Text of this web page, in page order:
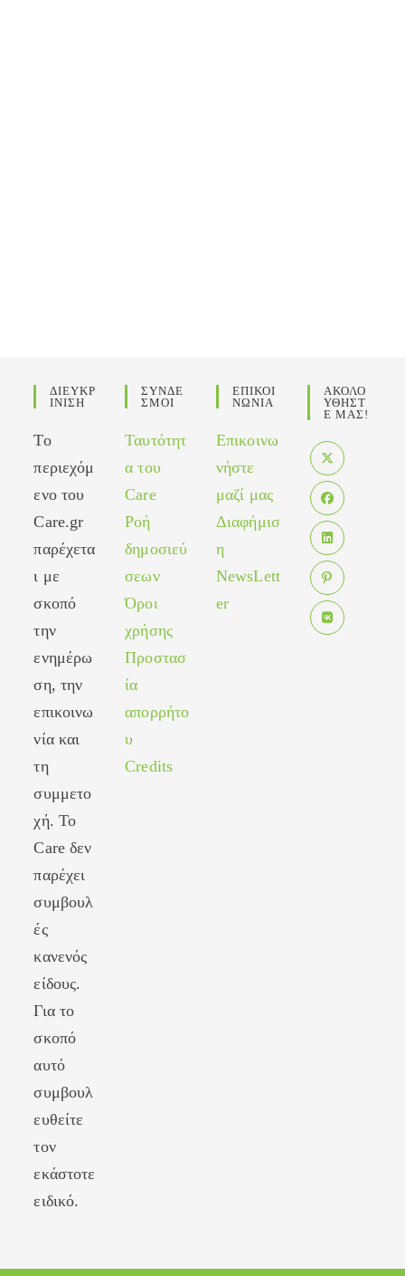
ΔΙΕΥΚΡ
ΙΝΙΣΗ
Το
περιεχόμ
ενο του
Care.gr
παρέχετα
ι με
σκοπό
την
ενημέρω
ση, την
επικοινω
νία και
τη
συμμετο
χή. Το
Care δεν
παρέχει
συμβουλ
ές
κανενός
είδους.
Για το
σκοπό
αυτό
συμβουλ
ευθείτε
τον
εκάστοτε
ειδικό.
ΣΥΝΔΕ
ΣΜΟΙ
Ταυτότητ
α του
Care
Ροή
δημοσιεύ
σεων
Όροι
χρήσης
Προστασ
ία
απορρήτο
υ
Credits
ΕΠΙΚΟΙ
ΝΩΝΙΑ
Επικοινω
νήστε
μαζί μας
Διαφήμισ
η
NewsLett
er
ΑΚΟΛΟ
ΥΘΗΣΤ
Ε ΜΑΣ!
Opens
in
a
new
tab
Opens
in
a
new
tab
Opens
in
a
new
Opens
in